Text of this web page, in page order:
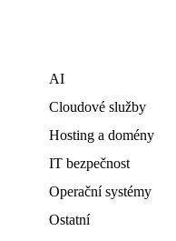
AI
Cloudové služby
Hosting a domény
IT bezpečnost
Operační systémy
Ostatní